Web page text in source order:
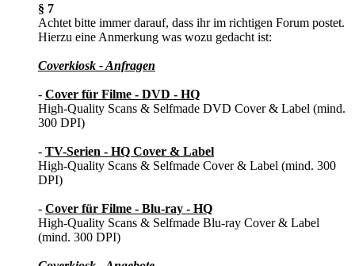
§ 7
Achtet bitte immer darauf, dass ihr im richtigen Forum postet.
Hierzu eine Anmerkung was wozu gedacht ist:
Coverkiosk - Anfragen
- Cover für Filme - DVD - HQ
High-Quality Scans & Selfmade DVD Cover & Label (mind.
300 DPI)
- TV-Serien - HQ Cover & Label
High-Quality Scans & Selfmade Cover & Label (mind. 300
DPI)
- Cover für Filme - Blu-ray - HQ
High-Quality Scans & Selfmade Blu-ray Cover & Label
(mind. 300 DPI)